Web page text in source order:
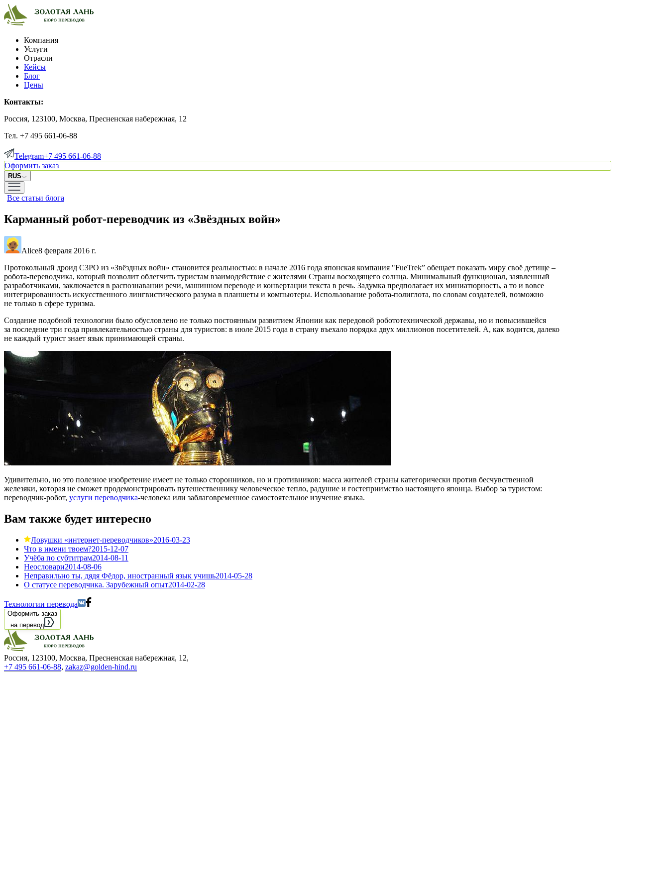
Компания
Услуги
Отрасли
Кейсы
Блог
Цены
Контакты:
Россия, 123100, Москва, Пресненская набережная, 12
Тел. +7 495 661-06-88
Telegram+7 495 661-06-88
Оформить заказ
RUS
Все статьи блога
Карманный робот-переводчик из «Звёздных войн»
Alice8 февраля 2016 г.
Протокольный дроид C3PO из «Звёздных войн» становится реальностью: в начале 2016 года японская компания "FueTrek” обещает показать миру своё детище –
робота-переводчика, который позволит облегчить туристам взаимодействие с жителями Страны восходящего солнца. Минимальный функционал, заявленный
разработчиками, заключается в распознавании речи, машинном переводе и конвертации текста в речь. Задумка предполагает их миниатюрность, а то и вовсе
интегрированность искусственного лингвистического разума в планшеты и компьютеры. Использование робота-полиглота, по словам создателей, возможно
не только в сфере туризма.
Создание подобной технологии было обусловлено не только постоянным развитием Японии как передовой робототехнической державы, но и повысившейся
за последние три года привлекательностью страны для туристов: в июле 2015 года в страну въехало порядка двух миллионов посетителей. А, как водится, далеко
не каждый турист знает язык принимающей страны.
Удивительно, но это полезное изобретение имеет не только сторонников, но и противников: масса жителей страны категорически против бесчувственной
железяки, которая не сможет продемонстрировать путешественнику человеческое тепло, радушие и гостеприимство настоящего японца. Выбор за туристом:
переводчик-робот, услуги переводчика-человека или заблаговременное самостоятельное изучение языка.
Вам также будет интересно
Ловушки «интернет-переводчиков»2016-03-23
Что в имени твоем?2015-12-07
Учёба по субтитрам2014-08-11
Неословари2014-08-06
Неправильно ты, дядя Фёдор, иностранный язык учишь2014-05-28
О статусе переводчика. Зарубежный опыт2014-02-28
Технологии перевода
Оформить заказ
на перевод
Россия, 123100, Москва, Пресненская набережная, 12,
+7 495 661-06-88, zakaz@golden-hind.ru